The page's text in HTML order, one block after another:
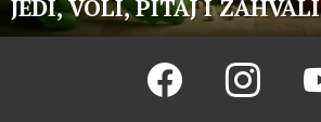
JEDI, VOLI, PITAJ I ZAHVALI
facebook instagram